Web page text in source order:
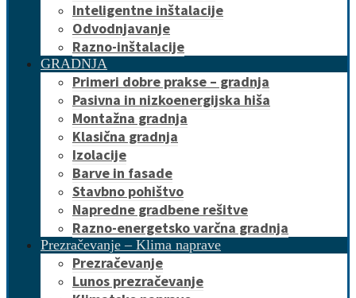
Inteligentne inštalacije
Odvodnjavanje
Razno-inštalacije
GRADNJA
Primeri dobre prakse – gradnja
Pasivna in nizkoenergijska hiša
Montažna gradnja
Klasična gradnja
Izolacije
Barve in fasade
Stavbno pohištvo
Napredne gradbene rešitve
Razno-energetsko varčna gradnja
Prezračevanje – Klima naprave
Prezračevanje
Lunos prezračevanje